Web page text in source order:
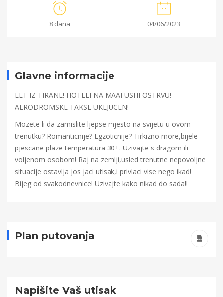
8 dana 04/06/2023
Maldivi
05-Glavne informacije
LET IZ TIRANE! HOTELI NA MAAFUSHI OSTRVU!
AERODROMSKE TAKSE UKLJUCEN!
Mozete li da zamislite ljepse mjesto na svijetu u ovom
trenutku? Romanticnije? Egzoticnije? Tirkizno more,bijele
pjescane plaze temperatura 30+. Uzivajte s dragom ili
voljenom osobom! Raj na zemlji,usled trenutne nepovoljne
situacije ostavlja jos jaci utisak,i privlaci vise nego ikad!
Bijeg od svakodnevnice! Uzivajte kako nikad do sada!!
Plan putovanja
Napišite Vaš utisak